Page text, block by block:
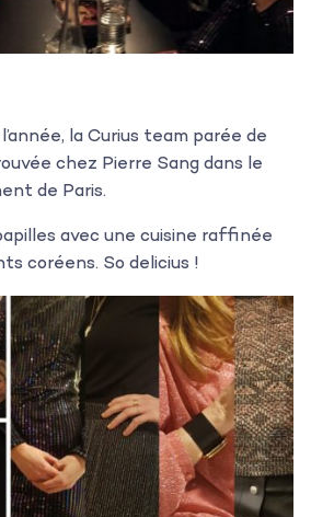
la Curius team parée de
chez Pierre Sang dans le
de Paris.
avec une cuisine raffinée
coréens. So delicius !